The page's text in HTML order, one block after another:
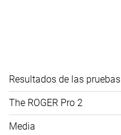
Resultados de las pruebas
The ROGER Pro 2
Media